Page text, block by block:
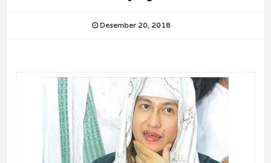
Desember 20, 2018